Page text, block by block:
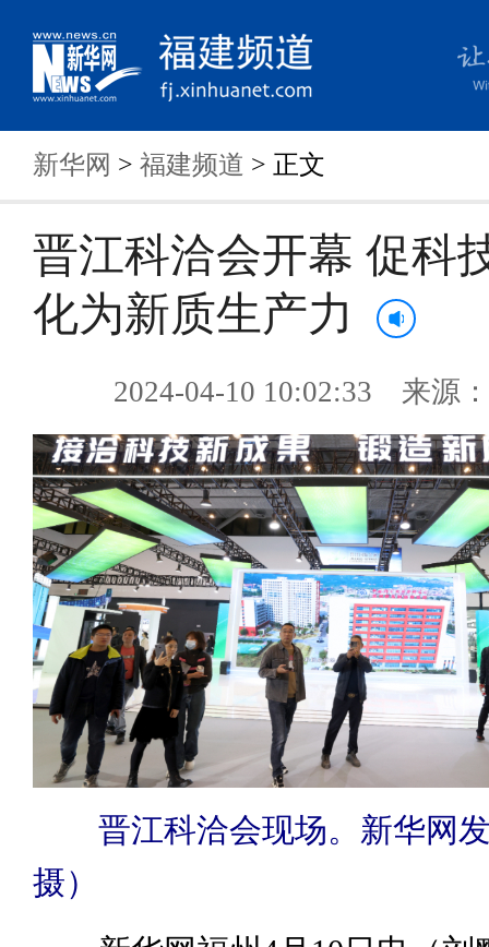
新华网 > 福建频道 > 正文
晋江科洽会开幕 促科
化为新质生产力
2024-04-10 10:02:33 来源
晋江科洽会现场。新华网
摄）